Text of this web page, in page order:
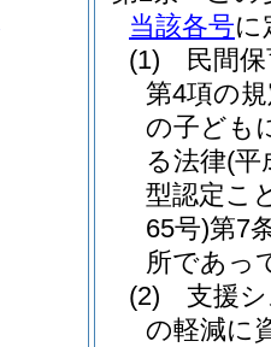
当該各号に
(1)
民間
第4項の
の子ども
る法律(平
型認定こ
65号)第7
所であっ
(2)
支援
の軽減に